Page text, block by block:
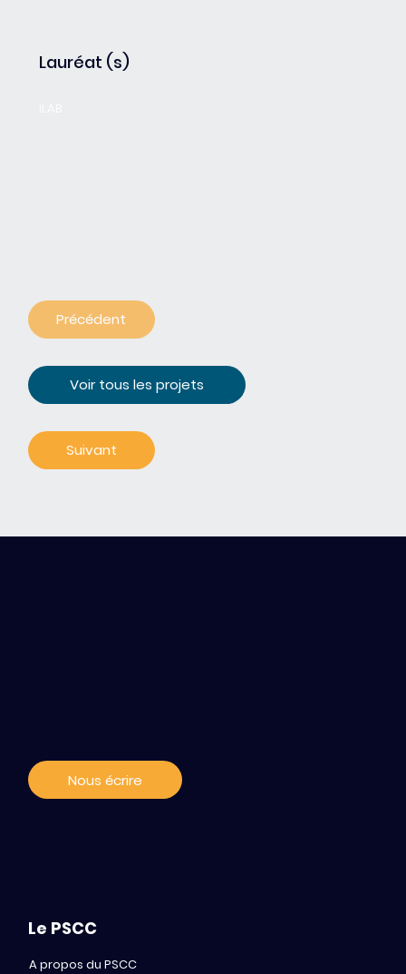
Lauréat (s)
Précédent
Voir tous les projets
Nous écrire
Le PSCC
A propos du PSCC